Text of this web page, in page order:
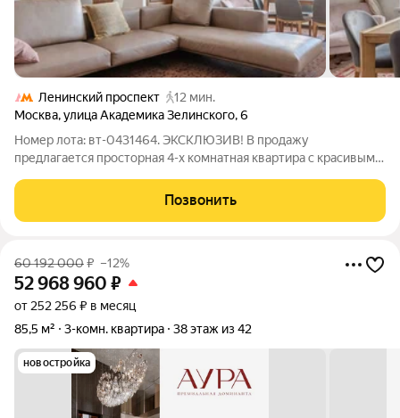
Ленинский проспект
12 мин.
Москва,улица Академика Зелинского,6
Номер лота: вт-0431464. ЭКСКЛЮЗИВ! В продажу
предлагается просторная 4-х комнатная квартира c красивыми
включая лоджию и балконы, расположена на 19-ом этаже 19
этажного дома. Квартира в жилом
Позвонить
60 192 000₽ –12%
52 968 960 ₽
от 252 256 ₽ в месяц
85,5 м²
3-комн. квартира 38 этаж из 42
новостройка